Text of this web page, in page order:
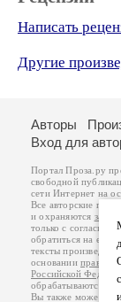
Написать
Другие
Авторы
Вход для
Портал Проза.ру
свободной
сети Интернет на
Все авторские
и охраняются
только с согласия
обратиться на его
тексты
основанииправил
Российской
обрабатываются на
Вы также можете